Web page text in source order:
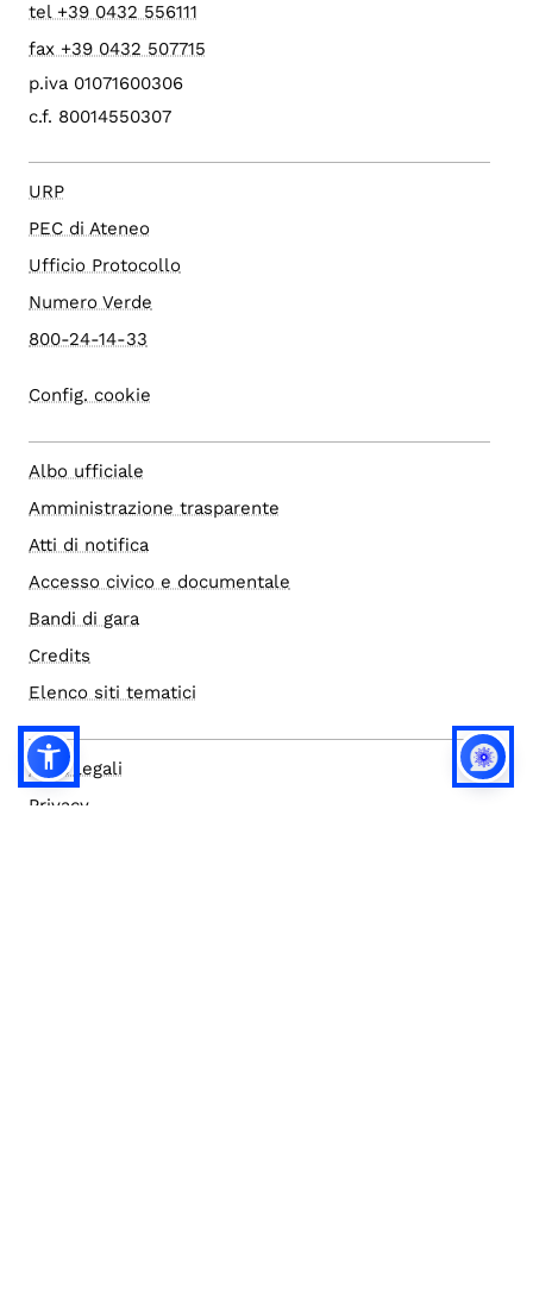
tel +39 0432 556111
fax +39 0432 507715
p.iva 01071600306
c.f. 80014550307
URP
PEC di Ateneo
Ufficio Protocollo
Numero Verde
800-24-14-33
Config. cookie
Albo ufficiale
Amministrazione trasparente
Atti di notifica
Accesso civico e documentale
Bandi di gara
Credits
Elenco siti tematici
Note legali
Privacy